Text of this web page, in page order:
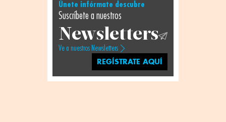
Únete infórmate descubre
Suscríbete a nuestros
Newsletters
Ve a nuestros Newsletters
REGÍSTRATE AQUÍ